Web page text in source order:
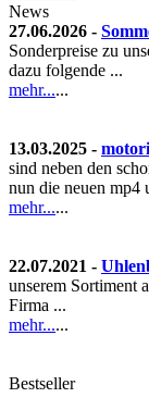
News
27.06.2026 -
Sonderpreise zu
dazu folgende ...
mehr......
13.03.2025 -
sind neben den
nun die neuen mp4
mehr......
22.07.2021 -
unserem Sortiment
Firma ...
mehr......
Bestseller